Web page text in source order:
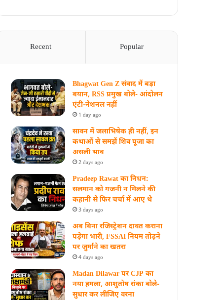
Recent Popular
Bhagwat Gen Z संवाद में बड़ा
बयान, RSS प्रमुख बोले- आंदोलन
एंटी-नेशनल नहीं
1 day ago
सावन में जलाभिषेक ही नहीं, इन
कथाओं से समझें शिव पूजा का
असली भाव
2 days ago
Pradeep Rawat का निधन:
सलमान को गजनी न मिलने की
कहानी से फिर चर्चा में आए थे
3 days ago
अब बिना रजिस्ट्रेशन दावत कराना
पड़ेगा भारी, FSSAI नियम तोड़ने
पर जुर्माने का खतरा
4 days ago
Madan Dilawar पर CJP का
नया हमला, आशुतोष रांका बोले-
सुधार कर लीजिए वरना